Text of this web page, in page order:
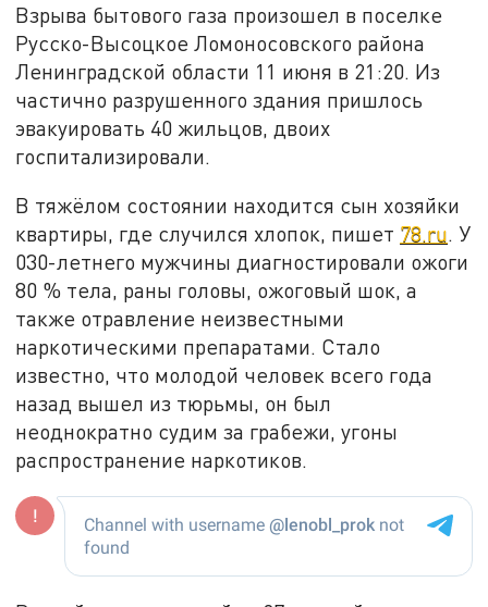
Взрыва бытового газа произошел в поселке
Русско-Высоцкое Ломоносовского района
Ленинградской области 11 июня в 21:20. Из
частично разрушенного здания пришлось
эвакуировать 40 жильцов, двоих
госпитализировали.
В тяжёлом состоянии находится сын хозяйки
квартиры, где случился хлопок, пишет 78.ru. У
030-летнего мужчины диагностировали ожоги
80 % тела, раны головы, ожоговый шок, а
также отравление неизвестными
наркотическими препаратами. Стало
известно, что молодой человек всего года
назад вышел из тюрьмы, он был
неоднократно судим за грабежи, угоны
распространение наркотиков.